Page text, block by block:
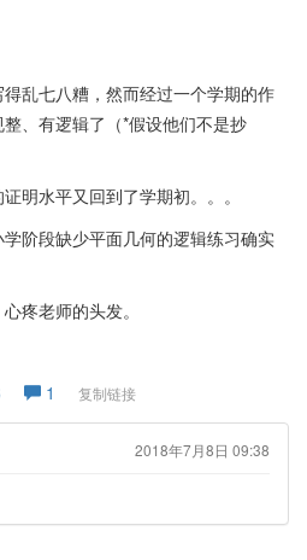
乱七八糟，然而经过一个学期的作
、有逻辑了（*假设他们不是抄
明水平又回到了学期初。。。
阶段缺少平面几何的逻辑练习确实
疼老师的头发。
1 复制链接
2018年7月8日 09:38